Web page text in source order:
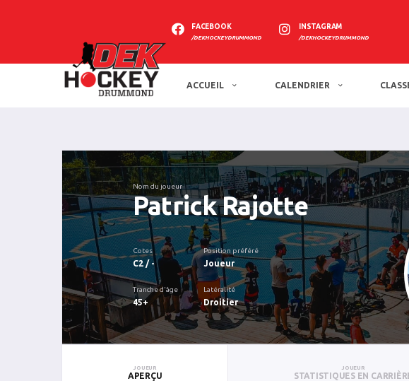
FACEBOOK
/DEKHOCKEYDRUMMOND
INSTAGRAM
/DEKHOCKEYDRUMMOND
ACCUEIL CALENDRIER
Nom du joueur
Patrick Rajotte
Cotes
C2 / -
Position préféré
Joueur
Tranche d'âge
45+
Latéralité
Droitier
JOUEUR
APERÇU
JOUEUR
STATISTIQUES EN